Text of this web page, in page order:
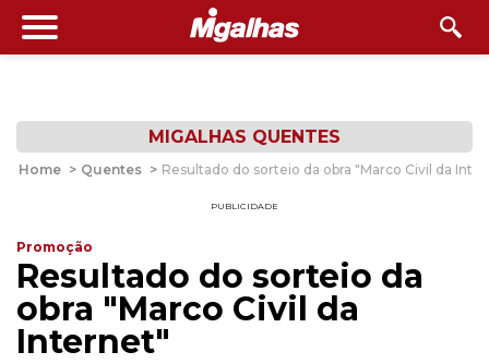
MIGALHAS QUENTES
Home > Quentes > Resultado do sorteio da obra "Marco Civil da
PUBLICIDADE
Promoção
Resultado do sorteio da
obra "Marco Civil da
Internet"